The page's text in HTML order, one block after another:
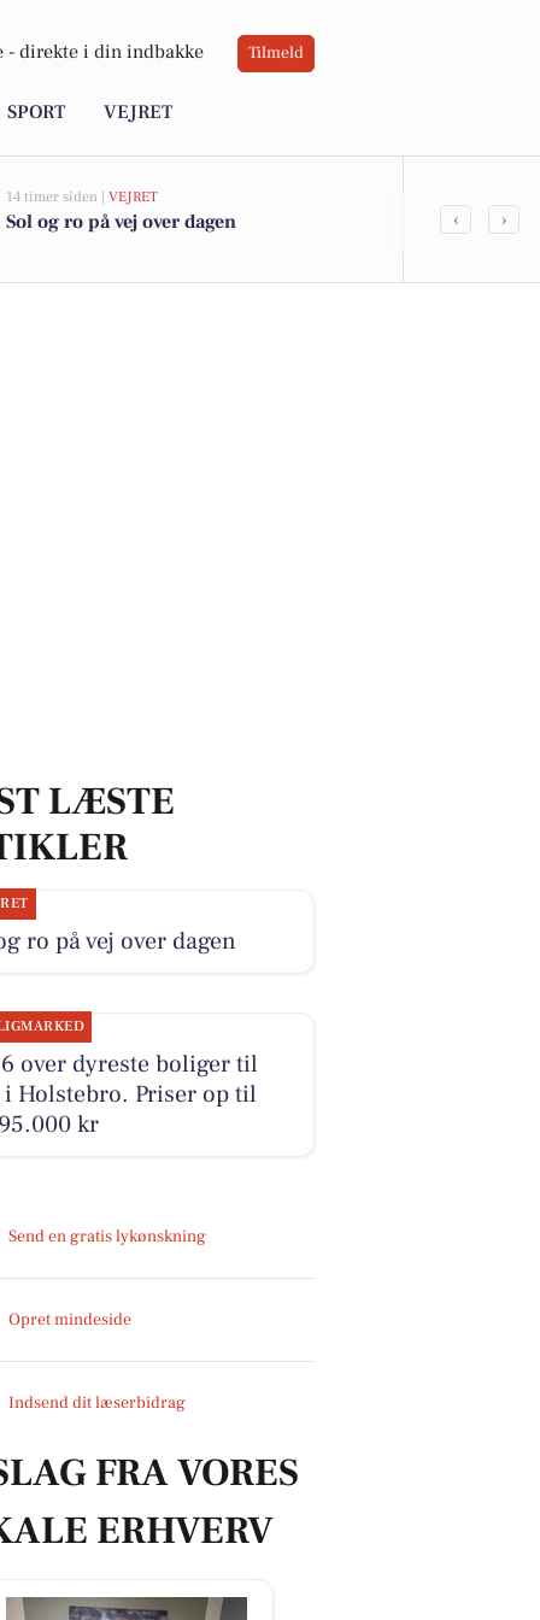
- direkte i din indbakke Tilmeld
SPORT VEJRET
14 timer siden | VEJRET
Sol og ro på vej over dagen
BoligOne
‹ ›
LÆSTE
ro på vej over dagen
over dyreste boliger til
i Holstebro. Priser op til
kr
Send en gratis lykønskning
Opret mindeside
Indsend dit læserbidrag
FRA VORES
ERHVERV